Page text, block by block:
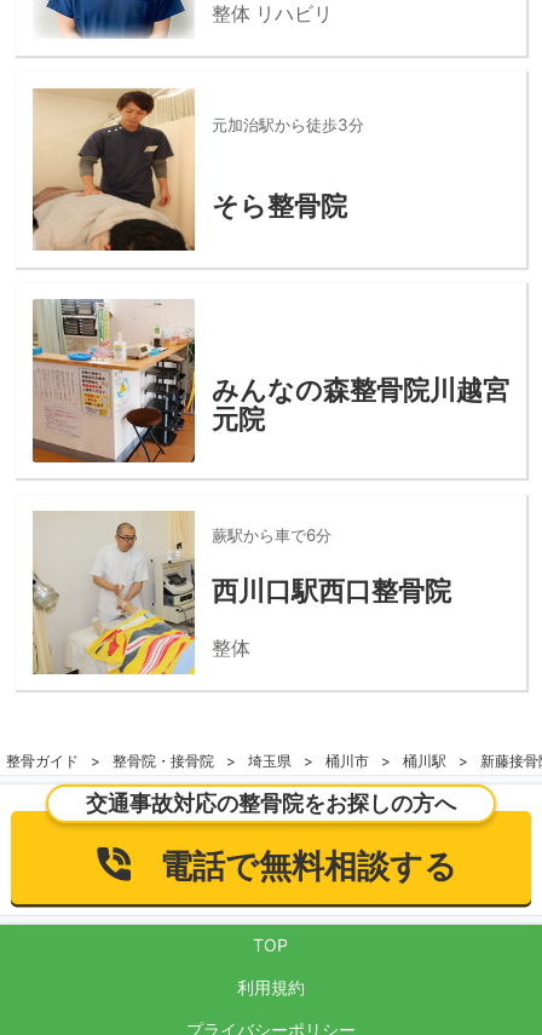
整体 リハビリ
元加治駅から徒歩3分
そら整骨院
みんなの森整骨院川越宮
元院
蕨駅から車で6分
西川口駅西口整骨院
整体
整骨ガイド 整骨院・接骨院 埼玉県 桶川市 桶川駅 新藤接骨
交通事故対応の整骨院をお探しの方へ
電話で無料相談する
TOP
利用規約
プライバシーポリシー